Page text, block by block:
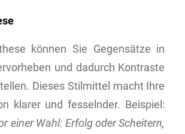
können Sie Gegensätze in
und dadurch Kontraste
Dieses Stilmittel macht Ihre
klarer und fesselnder. Beispiel:
einer Wahl: Erfolg oder Scheitern,